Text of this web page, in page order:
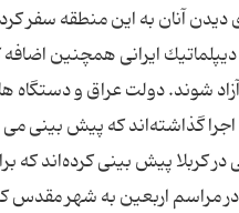
دیدن آنان به این منطقه سفر
ایرانی همچنین اضافه
شوند. دولت عراق و دستگاه
گذاشته‌اند كه پیش بینی